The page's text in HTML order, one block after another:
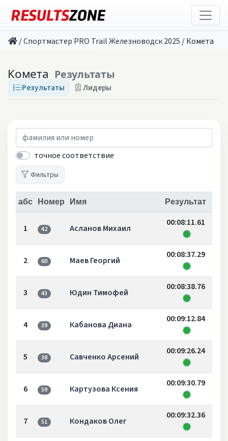
/Спортмастер PRO Trail Железноводск 2025 /Комета
Комета Результаты
Результаты Лидеры
точное соответствие
Фильтры
абс Номер Имя Результат
1 42 Асланов Михаил
00:08:11.61
2 60 Маев Георгий
00:08:37.29
3 43 Юдин Тимофей
00:08:38.76
4 39 Кабанова Диана
00:09:12.84
5 38 Савченко Арсений
00:09:26.24
6 59 Картузова Ксения
00:09:30.79
7 51 Кондаков Олег
00:09:32.36